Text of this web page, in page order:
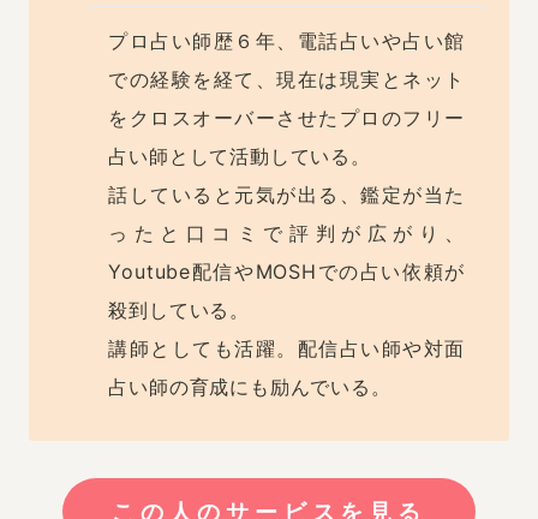
プロ占い師歴６年、電話占いや占い館
での経験を経て、現在は現実とネット
をクロスオーバーさせたプロのフリー
占い師として活動している。
話していると元気が出る、鑑定が当た
ったと口コミで評判が広がり、
Youtube配信やMOSHでの占い依頼が
殺到している。
講師としても活躍。配信占い師や対面
占い師の育成にも励んでいる。
この人のサービスを見る